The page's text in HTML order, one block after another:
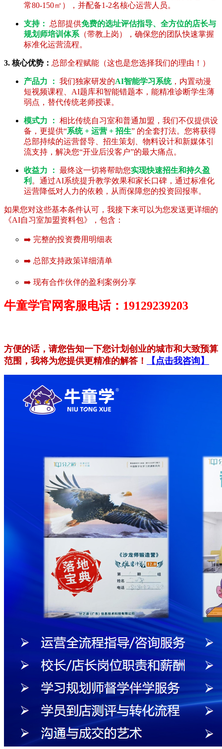
常80-150㎡），并配备1-2名核心运营人员。
支持： 总部提供免费的选址评估指导、全方位的店长与
规划师培训体系 （带教上岗），确保您的团队快速掌握
标准化运营流程。
3. 核心优势： 总部全程赋能（这也是您选择我们的理由！）
产品力 ： 我们独家研发的AI智能学习系统，内置动漫
短视频课程、AI题库和智能错题本，能精准诊断学生薄
弱点，替代传统老师授课。
模式力 ： 相比传统自习室和普通加盟，我们不仅提供设
备，更提供“系统 + 运营 + 招生” 的全套打法。您将获得
总部持续的运营督导、招生策划、物料设计和新媒体引
流支持，解决您“开业后没客户”的最大痛点。
收益力 ： 最终这一切将帮助您实现快速招生和持久盈
利 。通过AI系统提升教学效果和家长口碑，通过标准化
运营降低对人力的依赖，从而保障您的投资回报率。
如果您对这些基本条件认可，我接下来可以为您发送更详细的
《AI自习室加盟资料包》，包含：
➡️ 完整的投资费用明细表
➡️ 总部支持政策详细清单
➡️ 现有合作伙伴的盈利案例分享
牛童学官网客服电话：19129239203
方便的话，请您告知一下您计划创业的城市和大致预算
范围，我将为您提供更精准的解答！
【点击我咨询】